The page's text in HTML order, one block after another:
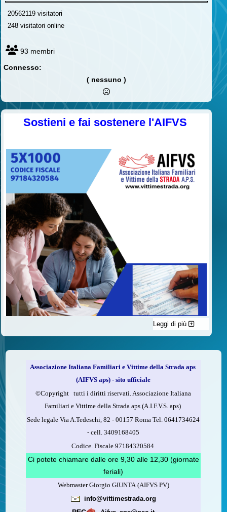
20562119 visitatori
248 visitatori online
93 membri
Connesso:
( nessuno )
Sostieni e fai sostenere l'AIFVS
C'è un modo di contribuire alle attività dell’A.I.F.V.S. a favore
delle vittime della strada e per dare giustizia ai superstiti ed ai
loro familiari che non costa nulla: devolvere il 5 per mille della
Compila la scheda CUD o del modello 730.
Firma nel riquadro indicato come “Sostegno delle
organizzazioni non lucrative di utilità sociale, delle associazioni
Indica nel riquadro il codice fiscale dell’A.I.F.V.S.:
97184320584
Leggi come fare
Leggi di più
Associazione Italiana Familiari e Vittime della Strada aps
(AIFVS aps) - sito ufficiale
©​Copyright tutti i diritti riservati. Associazione Italiana
Familiari e Vittime della Strada aps (A.I.F.V.S. aps)
Sede legale Via A.Tedeschi, 82 - 00157 Roma Tel. 0641734624
-cell.3409168405
Codice. Fiscale 97184320584
Ci potete chiamare dalle ore 9,30 alle 12,30 (giornate
feriali)
Webmaster Giorgio GIUNTA (AIFVS PV)
info@vittimestrada.org